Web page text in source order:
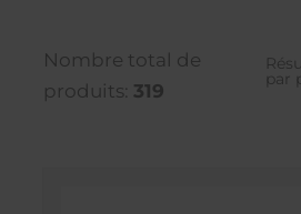
Nombre total de
produits: 319
par